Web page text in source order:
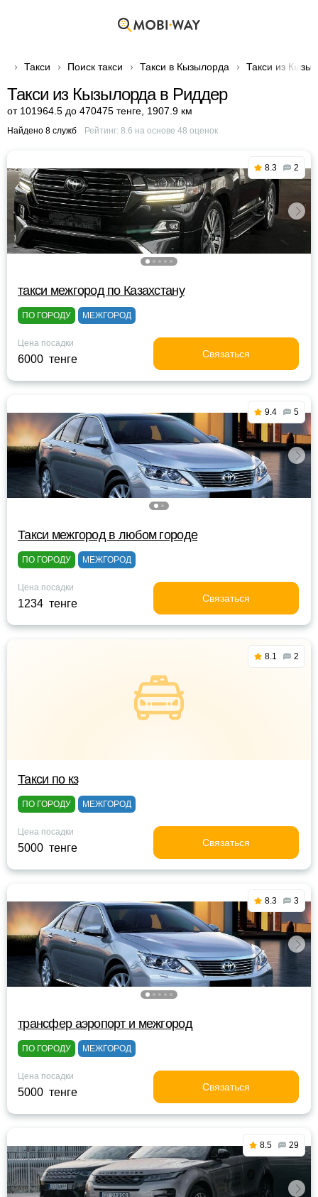
Такси Поиск такси Такси в Кызылорда Такси из
Такси из Кызылорда в Риддер
от 101964.5 до 470475 тенге 1907.9 км
Найдено 8 служб Рейтинг: 8.6 на основе 48 оценок
8.3 2
такси межгород по Казахстану
ПО ГОРОДУ МЕЖГОРОД
Цена посадки
6000 тенге Связаться
9.4 5
Такси межгород в любом городе
ПО ГОРОДУ МЕЖГОРОД
Цена посадки
1234 тенге Связаться
8.1 2
Такси по кз
ПО ГОРОДУ МЕЖГОРОД
Цена посадки
5000 тенге Связаться
8.3 3
трансфер аэропорт и межгород
ПО ГОРОДУ МЕЖГОРОД
Цена посадки
5000 тенге Связаться
8.5 29